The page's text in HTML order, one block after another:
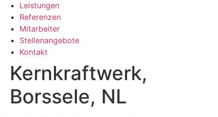
Leistungen
Referenzen
Mitarbeiter
Stellenangebote
Kontakt
Kernkraftwerk,
Borssele, NL